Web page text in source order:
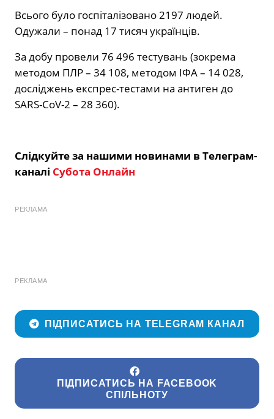
Всього було госпіталізовано 2197 людей.
Одужали – понад 17 тисяч українців.
За добу провели 76 496 тестувань (зокрема
методом ПЛР – 34 108, методом ІФА – 14 028,
досліджень експрес-тестами на антиген до
SARS-CoV-2 – 28 360).
Слідкуйте за нашими новинами в Телеграм-
каналі Субота Онлайн
РЕКЛАМА
РЕКЛАМА
ПІДПИСАТИСЬ НА TELEGRAM КАНАЛ
ПІДПИСАТИСЬ НА FACEBOOK
СПІЛЬНОТУ